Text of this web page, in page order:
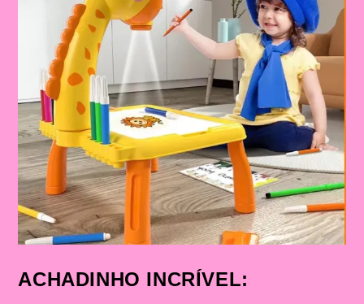
ACHADINHO INCRÍVEL: